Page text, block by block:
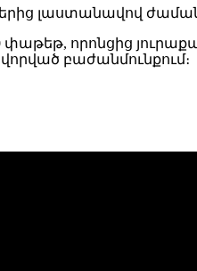
լաստանավով
որոնցից
բաժանմունքում։